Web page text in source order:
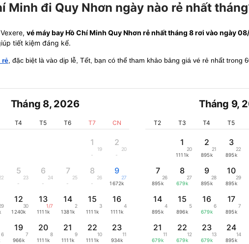
Minh đi Quy Nhơn ngày nào rẻ nhất
vé máy bay Hồ Chí Minh Quy Nhơn rẻ nhất tháng 8 rơi vào ngày
tiết kiệm đáng kể.
rẻ , đặc biệt là vào dịp lễ, Tết, bạn có thể tham khảo bảng giá vé rẻ nhất trong
Tháng 8, 2026
T4 T5 T6 T7 CN
1
19
-
2
20
-
5
23
-
6
24
-
7
25
-
8
26
-
9
27
1672k
12
30
1240k
13
1/7
1111k
14
2
1381k
15
3
1111k
16
4
1111k
6
19
7
966k
20
8
1111k
21
9
1111k
22
10
1111k
23
11
934k
Tháng 9,
T2 T3 T4 T5
1
20
1111k
2
21
895k
3
22
895k
7
26
895k
8
27
679k
9
28
895k
10
29
895k
14
4
895k
15
5
896k
16
6
679k
17
7
895k
21
11
679k
22
12
679k
23
13
679k
24
14
895k